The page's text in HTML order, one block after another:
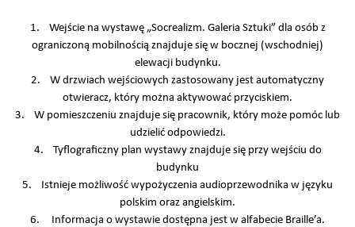
1. Wejście na wystawę „Socrealizm. Galeria Sztuki” dla osób z
ograniczoną mobilnością znajduje się w bocznej (wschodniej)
elewacji budynku.
2. W drzwiach wejściowych zastosowany jest automatyczny
otwieracz, który można aktywować przyciskiem.
3. W pomieszczeniu znajduje się pracownik, który może pomóc lub
udzielić odpowiedzi.
4. Tyflograficzny plan wystawy znajduje się przy wejściu do
budynku
5. Istnieje możliwość wypożyczenia audioprzewodnika w języku
polskim oraz angielskim.
6. Informacja o wystawie dostępna jest w alfabecie Braille’a.